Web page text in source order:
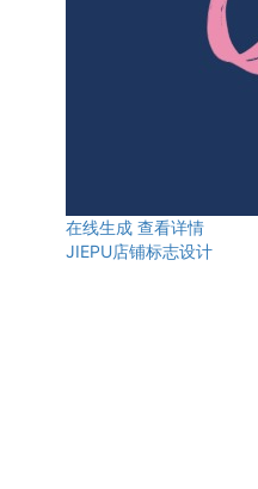
在线生成 查看详情
JIEPU店铺标志设计